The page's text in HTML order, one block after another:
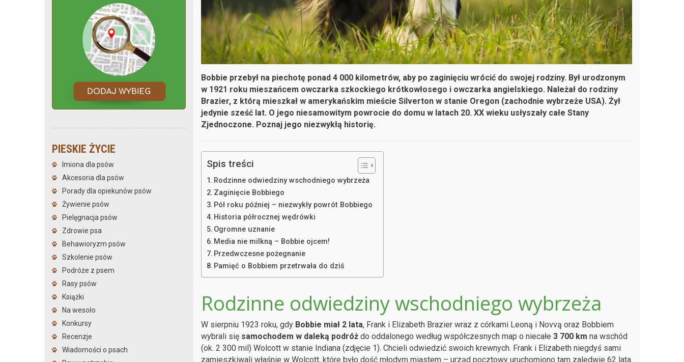
PIESKIE ŻYCIE
Imiona dla psów
Akcesoria dla psów
Porady dla opiekunów psów
Żywienie psów
Pielęgnacja psów
Zdrowie psa
Behawioryzm psów
Szkolenie psów
Podróże z psem
Rasy psów
Książki
Na wesoło
Konkursy
Recenzje
Wiadomości o psach
Bobbie przebył na piechotę ponad 4 000 kilometrów, aby po zaginięciu wrócić do swojej rodziny. Był urodzonym
w 1921 roku mieszańcem owczarka szkockiego krótkowłosego i owczarka angielskiego. Należał do rodziny
Brazier, z którą mieszkał w amerykańskim mieście Silverton w stanie Oregon (zachodnie wybrzeże USA). Żył
jedynie sześć lat. O jego niesamowitym powrocie do domu w latach 20. XX wieku usłyszały całe Stany
Zjednoczone. Poznaj jego niezwykłą historię.
Spis treści
Rodzinne odwiedziny wschodniego wybrzeża
Zaginięcie Bobbiego
Pół roku później – niezwykły powrót Bobbiego
Historia półrocznej wędrówki
Ogromne uznanie
Media nie milkną – Bobbie ojcem!
Przedwczesne pożegnanie
Pamięć o Bobbiem przetrwała do dziś
Rodzinne odwiedziny wschodniego wybrzeża
W sierpniu 1923 roku, gdy Bobbie miał 2 lata, Frank i Elizabeth Brazier wraz z córkami Leoną i Novvą oraz Bobbiem
wybrali się samochodem w daleką podróżdo oddalonego według współczesnych map o niecałe 3 700 km na wschód
(ok. 2 300 mil) Wolcott w stanie Indiana (zdjęcie 1). Chcieli odwiedzić swoich krewnych. Frank i Elizabeth niegdyś sami
zamieszkiwali właśnie w Wolcott, które było dość młodym miastem – urząd pocztowy uruchomiono tam zaledwie 62 lata